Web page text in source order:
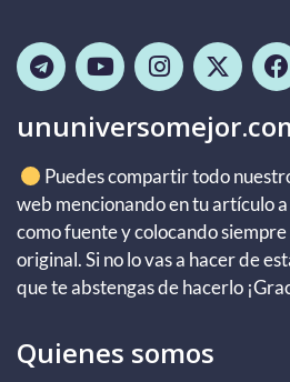
Puedes compartir todo
web mencionando en tu artículo
como fuente y colocando
original. Si no lo vas a hacer de
que te abstengas de hacerlo
Quienes somos